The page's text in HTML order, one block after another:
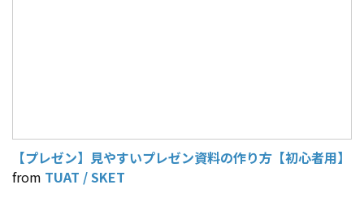
【プレゼン】見やすいプレゼン資料の作り方【初心者用】
from TUAT / SKET